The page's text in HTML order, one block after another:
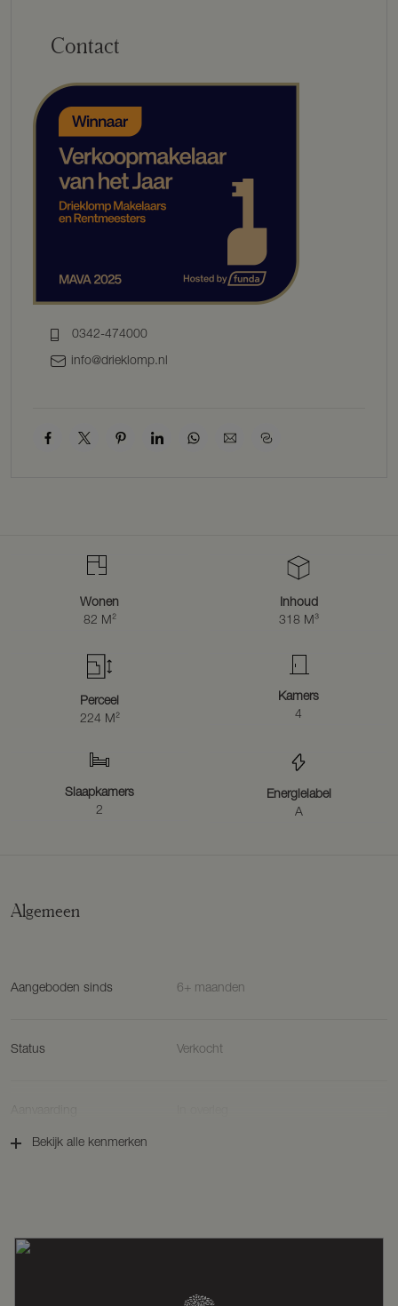
Perceeloppervlakte: 224 m².
Energielabel: A.
INDELING
Parterre
Hal met toilet met fonteintje. Woonkamer met laminaatvloer en
buitendeur naar terras. Halfopen keuken met oven, gasfornuis (6-
pits), koel-/vriescombinatie en vaatwasmachine. Ouderslaapkamer.
Bijkeuken met wasmachineaansluiting en vaste kasten. Badkamer
met douche, handdoekradiator en wastafel. De parterre is voorzien
van vloerverwarming.
Bereikbaar middels vaste trap. Ruime slaapkamer met laminaatvloer
– Stenen berging.
– De woning is compleet gerenoveerd en voorzien van nieuwe kap,
‘De woning is dichtbij het centrum gelegen in een leuke gezellige
Contact
0342-474000
info@drieklomp.nl
Wonen
82 M²
Inhoud
318 M³
Perceel
224 M²
Kamers
4
Slaapkamers
2
Energielabel
A
Algemeen
Aangeboden sinds 6+ maanden
Status Verkocht
1973
Bekijk alle kenmerken